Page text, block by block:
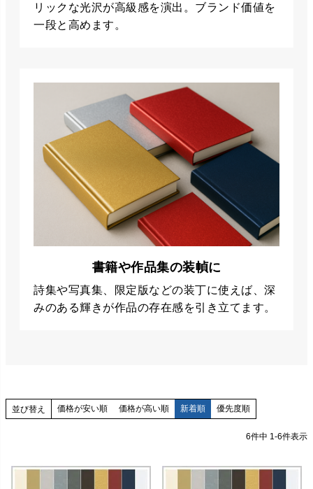
リックな光沢が高級感を演出。ブランド価値を
一段と高めます。
書籍や作品集の装幀に
詩集や写真集、限定版などの装丁に使えば、深
みのある輝きが作品の存在感を引き立てます。
並び替え 価格が安い順 価格が高い順 新着順 優先度順
6件中 1-6件表示